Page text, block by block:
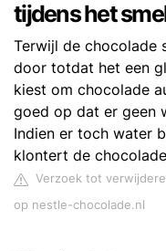
tijdens het
Terwijl de chocolade
door totdat het een
kiest om chocolade
goed op dat er geen
Indien er toch water
klontert de
Verzoek tot
op nestle-chocolade.nl